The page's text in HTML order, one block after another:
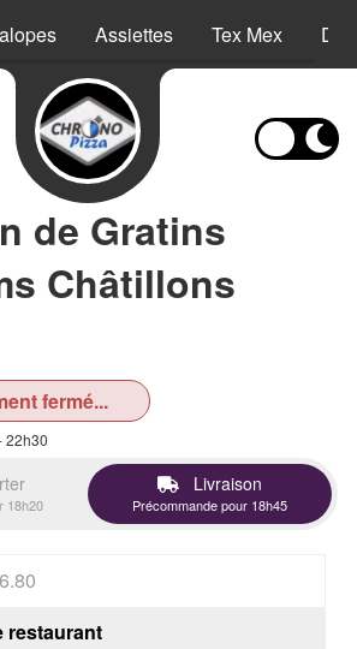
Assiettes Tex Mex
de Gratins
Châtillons
fermé...
22h30
18h20
Livraison
Précommande pour 18h45
restaurant